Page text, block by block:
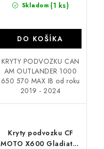
Skladom (1 ks)
DO KOŠÍKA
KRYTY PODVOZKU CAN
AM OUTLANDER 1000
650 570 MAX IB od roku
2019 - 2024
Kryty podvozku CF
MOTO X600 Gladiator